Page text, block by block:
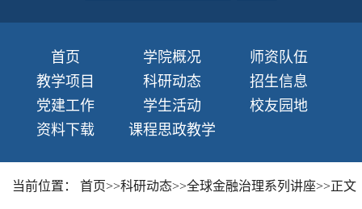
首页 学院概况
师资队伍
教学项目
科研动态
招生信息
党建工作
学生活动
校友园地
资料下载
课程思政教学
当前位置： 首页>>科研动态>>全球金融治理系列讲座>>正文